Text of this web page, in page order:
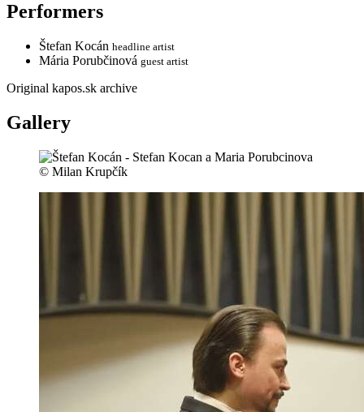
Performers
Štefan Kocán headline artist
Mária Porubčinová guest artist
Original kapos.sk archive
Gallery
© Milan Krupčík